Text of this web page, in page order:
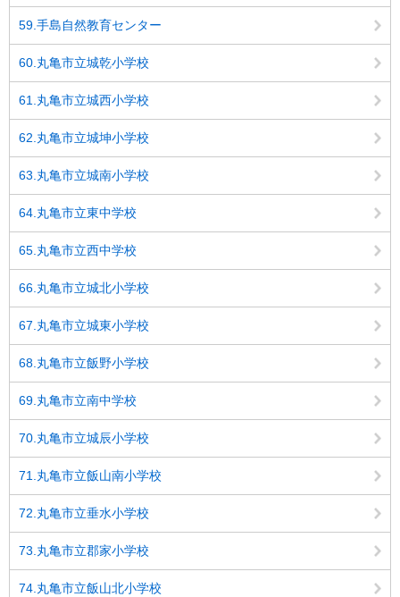
59.手島自然教育センター
60.丸亀市立城乾小学校
61.丸亀市立城西小学校
62.丸亀市立城坤小学校
63.丸亀市立城南小学校
64.丸亀市立東中学校
65.丸亀市立西中学校
66.丸亀市立城北小学校
67.丸亀市立城東小学校
68.丸亀市立飯野小学校
69.丸亀市立南中学校
70.丸亀市立城辰小学校
71.丸亀市立飯山南小学校
72.丸亀市立垂水小学校
73.丸亀市立郡家小学校
74.丸亀市立飯山北小学校